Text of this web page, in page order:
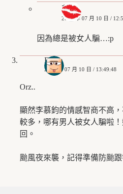
艾姬
2018 年 07 月 10 日 /
因為總是被女人騙…:p
Eddie
2018 年 07 月 10 日 / 13:49:48
Orz..
顯然李慕鈞的情感智商不高
較多，哪有男人被女人騙啦
回。
颱風夜來襲，記得準備防颱跟